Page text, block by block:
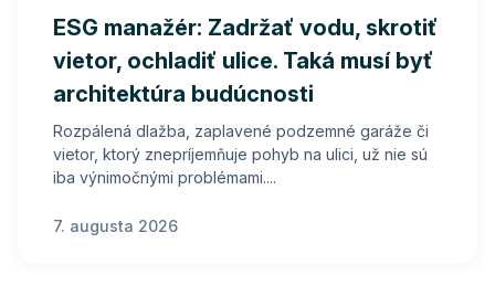
ESG manažér: Zadržať vodu, skrotiť
vietor, ochladiť ulice. Taká musí byť
architektúra budúcnosti
Rozpálená dlažba, zaplavené podzemné garáže či
vietor, ktorý znepríjemňuje pohyb na ulici, už nie sú
iba výnimočnými problémami....
7. augusta 2026